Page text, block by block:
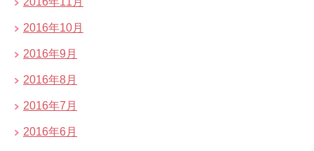
2016年10月
2016年9月
2016年8月
2016年7月
2016年6月